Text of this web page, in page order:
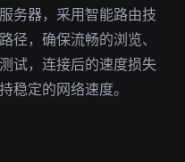
务器，采用智能路由技
径，确保流畅的浏览、
试，连接后的速度损失
稳定的网络速度。